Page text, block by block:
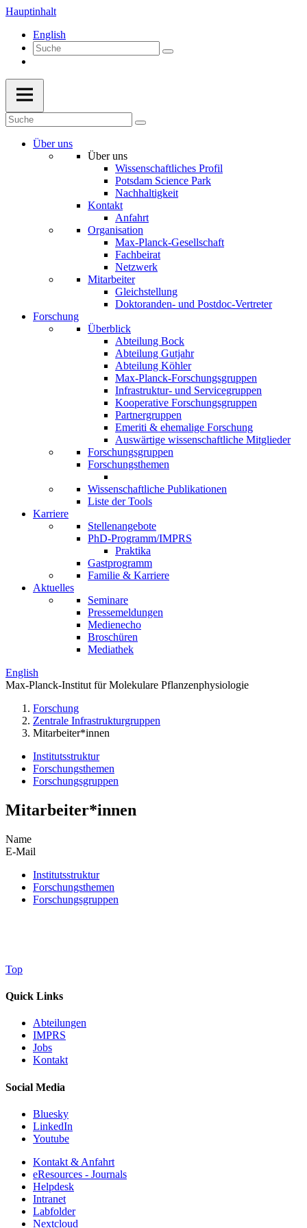
Hauptinhalt
English
Über uns
Über uns
Wissenschaftliches Profil
Potsdam Science Park
Nachhaltigkeit
Kontakt
Anfahrt
Organisation
Max-Planck-Gesellschaft
Fachbeirat
Netzwerk
Mitarbeiter
Gleichstellung
Doktoranden- und Postdoc-Vertreter
Forschung
Überblick
Abteilung Bock
Abteilung Gutjahr
Abteilung Köhler
Max-Planck-Forschungsgruppen
Infrastruktur- und Servicegruppen
Kooperative Forschungsgruppen
Partnergruppen
Emeriti & ehemalige Forschung
Auswärtige wissenschaftliche Mitglieder
Forschungsgruppen
Forschungsthemen
Wissenschaftliche Publikationen
Liste der Tools
Karriere
Stellenangebote
PhD-Programm/IMPRS
Praktika
Gastprogramm
Familie & Karriere
Aktuelles
Seminare
Pressemeldungen
Medienecho
Broschüren
Mediathek
English
Max-Planck-Institut für Molekulare Pflanzenphysiologie
Forschung
Zentrale Infrastrukturgruppen
Mitarbeiter*innen
Institutsstruktur
Forschungsthemen
Forschungsgruppen
Mitarbeiter*innen
Name
E-Mail
Institutsstruktur
Forschungsthemen
Forschungsgruppen
Top
Quick Links
Abteilungen
IMPRS
Jobs
Kontakt
Social Media
Bluesky
LinkedIn
Youtube
Kontakt & Anfahrt
eResources - Journals
Helpdesk
Intranet
Labfolder
Nextcloud